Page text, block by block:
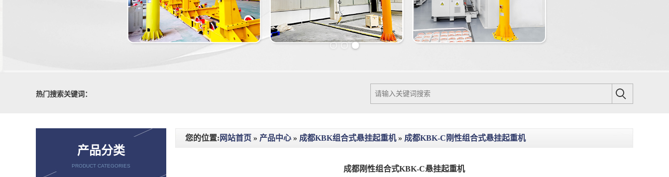
热门搜索关键词：
产品分类
PRODUCT CATEGORIES
您的位置: 网站首页 » 产品中心 » 成都KBK组合式悬挂起重机» 成都KBK-C刚性组合式悬挂起重机
成都刚性组合式KBK-C悬挂起重机